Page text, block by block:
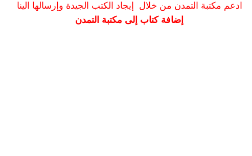
ادعم مكتبة التمدن من خلال إيجاد الكتب الجيدة وإرسالها الينا
إضافة كتاب إلى مكتبة التمدن